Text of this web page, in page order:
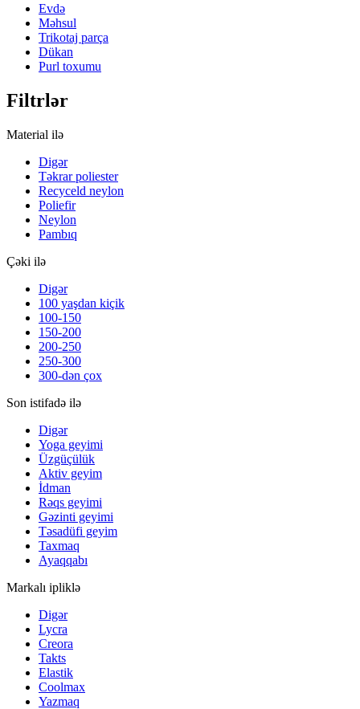
Evdə
Məhsul
Trikotaj parça
Dükan
Purl toxumu
Filtrlər
Material ilə
Digər
Təkrar poliester
Recyceld neylon
Poliefir
Neylon
Pambıq
Çəki ilə
Digər
100 yaşdan kiçik
100-150
150-200
200-250
250-300
300-dən çox
Son istifadə ilə
Digər
Yoga geyimi
Üzgüçülük
Aktiv geyim
İdman
Rəqs geyimi
Gəzinti geyimi
Təsadüfi geyim
Taxmaq
Ayaqqabı
Markalı ipliklə
Digər
Lycra
Creora
Takts
Elastik
Coolmax
Yazmaq